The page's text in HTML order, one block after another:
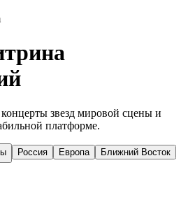
звезд мировой сцены и
платформе.
Россия Европа
Ближний Восток